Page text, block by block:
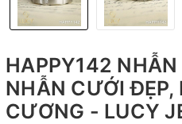
HAPPY142
NHẪN CƯỚI
CƯƠNG - LUCY